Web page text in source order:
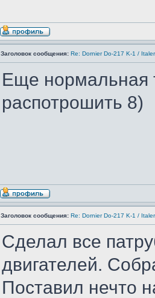
Заголовок сообщения: Re: Dornier Do-217 K-1 /
Еще нормальная
распотрошить 8)
Заголовок сообщения: Re: Dornier Do-217 K-1 /
Сделал все
двигателей.
Поставил нечто